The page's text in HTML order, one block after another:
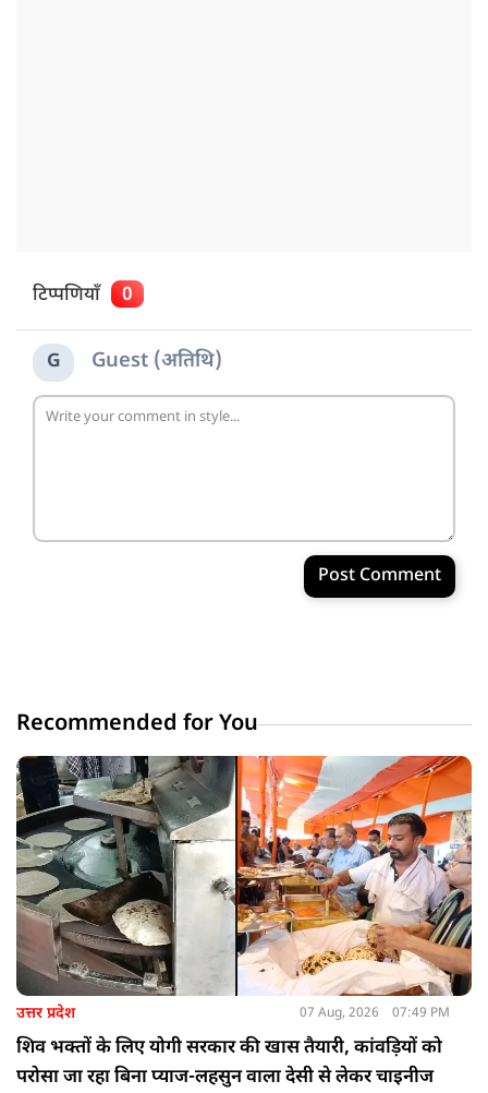
टिप्पणियाँ 0
G Guest (अतिथि)
Post Comment
Recommended for You
उत्तर प्रदेश 07 Aug, 2026 07:49 PM
शिव भक्तों के लिए योगी सरकार की खास तैयारी, कांवड़ियों को
परोसा जा रहा बिना प्याज-लहसुन वाला देसी से लेकर चाइनीज